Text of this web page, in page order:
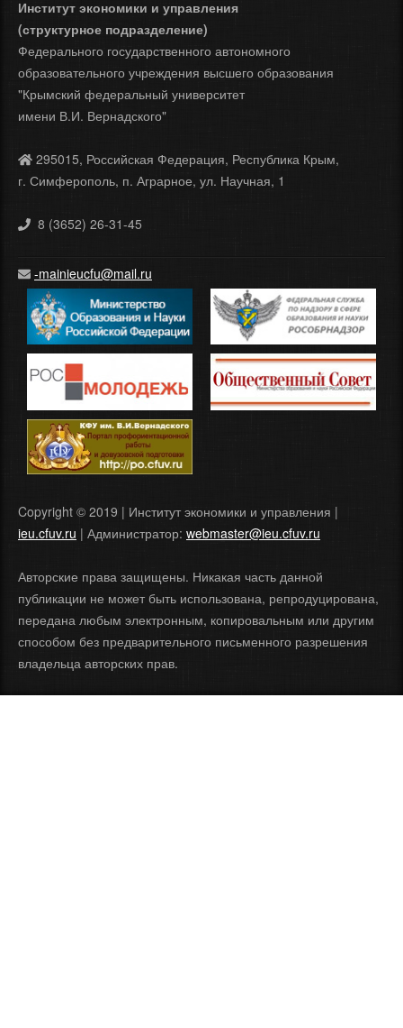
Институт экономики и управления
(структурное подразделение)
Федерального государственного автономного
образовательного учреждения высшего образования
"Крымский федеральный университет
имени В.И. Вернадского"
295015, Российская Федерация, Республика Крым,
г. Симферополь, п. Аграрное, ул. Научная, 1
8 (3652) 26-31-45
-mainieucfu@mail.ru
Copyright © 2019 | Институт экономики и управления |
ieu.cfuv.ru | Администратор: webmaster@ieu.cfuv.ru
Авторские права защищены. Никакая часть данной
публикации не может быть использована, репродуцирована,
передана любым электронным, копировальным или другим
способом без предварительного письменного разрешения
владельца авторских прав.